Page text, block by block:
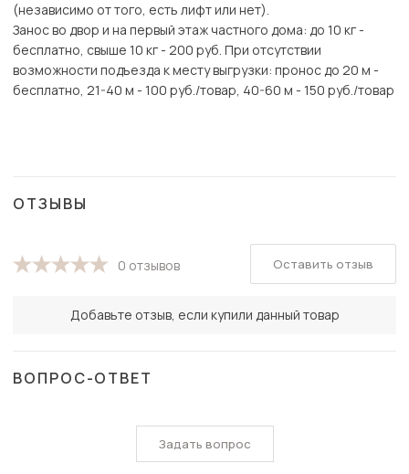
(независимо от того, есть лифт или нет).
Занос во двор и на первый этаж частного дома: до 10 кг -
бесплатно, свыше 10 кг - 200 руб. При отсутствии
возможности подъезда к месту выгрузки: пронос до 20 м -
бесплатно, 21-40 м - 100 руб./товар, 40-60 м - 150 руб./товар
ОТЗЫВЫ
0 отзывов
Добавьте отзыв, если купили данный товар
Оставить отзыв
ВОПРОС-ОТВЕТ
Задать вопрос